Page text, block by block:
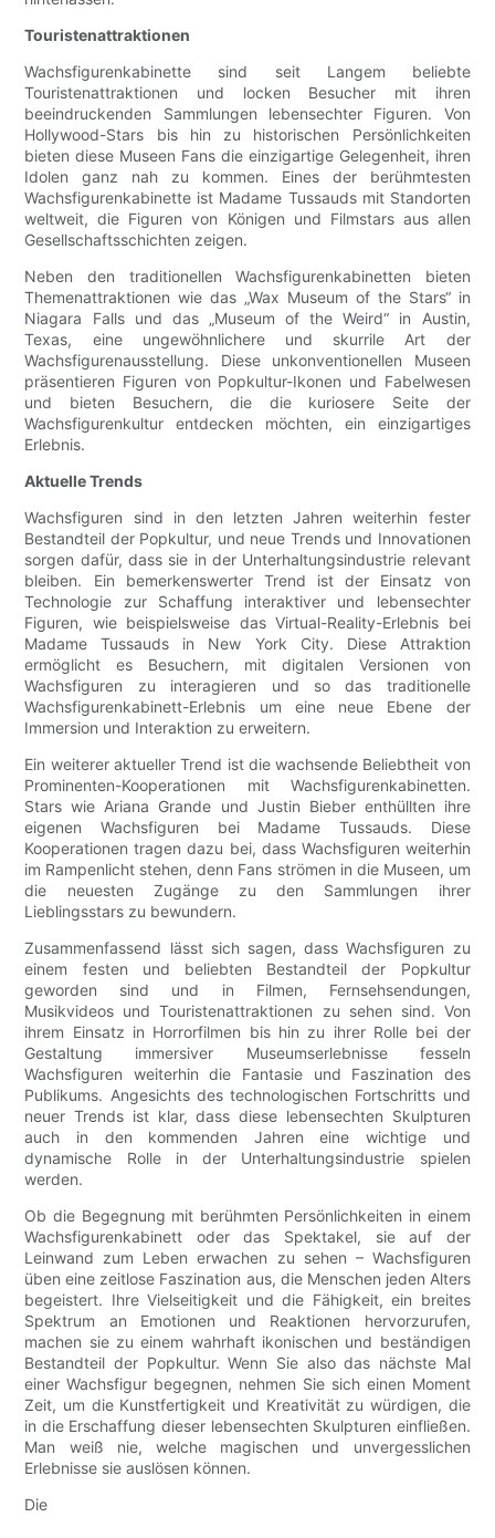
Touristenattraktionen
Wachsfigurenkabinette sind seit Langem beliebte
Touristenattraktionen und locken Besucher mit ihren
beeindruckenden Sammlungen lebensechter Figuren. Von
Hollywood-Stars bis hin zu historischen Persönlichkeiten
bieten diese Museen Fans die einzigartige Gelegenheit, ihren
Idolen ganz nah zu kommen. Eines der berühmtesten
Wachsfigurenkabinette ist Madame Tussauds mit Standorten
weltweit, die Figuren von Königen und Filmstars aus allen
Gesellschaftsschichten zeigen.
Neben den traditionellen Wachsfigurenkabinetten bieten
Themenattraktionen wie das „Wax Museum of the Stars“ in
Niagara Falls und das „Museum of the Weird“ in Austin,
Texas, eine ungewöhnlichere und skurrile Art der
Wachsfigurenausstellung. Diese unkonventionellen Museen
präsentieren Figuren von Popkultur-Ikonen und Fabelwesen
und bieten Besuchern, die die kuriosere Seite der
Wachsfigurenkultur entdecken möchten, ein einzigartiges
Erlebnis.
Aktuelle Trends
Wachsfiguren sind in den letzten Jahren weiterhin fester
Bestandteil der Popkultur, und neue Trends und Innovationen
sorgen dafür, dass sie in der Unterhaltungsindustrie relevant
bleiben. Ein bemerkenswerter Trend ist der Einsatz von
Technologie zur Schaffung interaktiver und lebensechter
Figuren, wie beispielsweise das Virtual-Reality-Erlebnis bei
Madame Tussauds in New York City. Diese Attraktion
ermöglicht es Besuchern, mit digitalen Versionen von
Wachsfiguren zu interagieren und so das traditionelle
Wachsfigurenkabinett-Erlebnis um eine neue Ebene der
Immersion und Interaktion zu erweitern.
Ein weiterer aktueller Trend ist die wachsende Beliebtheit von
Prominenten-Kooperationen mit Wachsfigurenkabinetten.
Stars wie Ariana Grande und Justin Bieber enthüllten ihre
eigenen Wachsfiguren bei Madame Tussauds. Diese
Kooperationen tragen dazu bei, dass Wachsfiguren weiterhin
im Rampenlicht stehen, denn Fans strömen in die Museen, um
die neuesten Zugänge zu den Sammlungen ihrer
Lieblingsstars zu bewundern.
Zusammenfassend lässt sich sagen, dass Wachsfiguren zu
einem festen und beliebten Bestandteil der Popkultur
geworden sind und in Filmen, Fernsehsendungen,
Musikvideos und Touristenattraktionen zu sehen sind. Von
ihrem Einsatz in Horrorfilmen bis hin zu ihrer Rolle bei der
Gestaltung immersiver Museumserlebnisse fesseln
Wachsfiguren weiterhin die Fantasie und Faszination des
Publikums. Angesichts des technologischen Fortschritts und
neuer Trends ist klar, dass diese lebensechten Skulpturen
auch in den kommenden Jahren eine wichtige und
dynamische Rolle in der Unterhaltungsindustrie spielen
werden.
Ob die Begegnung mit berühmten Persönlichkeiten in einem
Wachsfigurenkabinett oder das Spektakel, sie auf der
Leinwand zum Leben erwachen zu sehen – Wachsfiguren
üben eine zeitlose Faszination aus, die Menschen jeden Alters
begeistert. Ihre Vielseitigkeit und die Fähigkeit, ein breites
Spektrum an Emotionen und Reaktionen hervorzurufen,
machen sie zu einem wahrhaft ikonischen und beständigen
Bestandteil der Popkultur. Wenn Sie also das nächste Mal
einer Wachsfigur begegnen, nehmen Sie sich einen Moment
Zeit, um die Kunstfertigkeit und Kreativität zu würdigen, die
in die Erschaffung dieser lebensechten Skulpturen einfließen.
Man weiß nie, welche magischen und unvergesslichen
Erlebnisse sie auslösen können.
Die